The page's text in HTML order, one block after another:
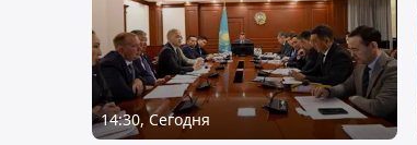
14:30, Сегодня